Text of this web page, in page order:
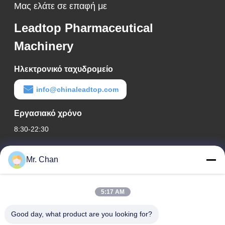
Μας ελάτε σε επαφή με
Leadtop Pharmaceutical
Machinery
Ηλεκτρονικό ταχυδρομείο
info@chinaleadtop.com
Εργασιακό χρόνο
8:30-22:30
Η διεύθυνσή μας
Διεύθυνση εταιρείας
Διεύθυνση εργοστασίου
Mr. Chan
5:17 AM
Good day, what product are you looking for?